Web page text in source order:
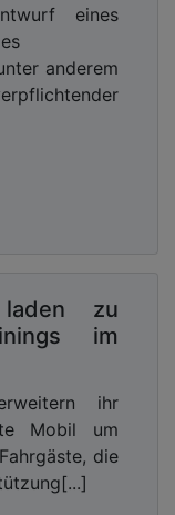
eines
anderem
laden zu
im
ihr
Mobil um
die